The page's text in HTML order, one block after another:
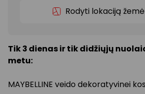
Rodyti lokaciją
Tik 3 dienas ir tik didžiųjų
metu:
MAYBELLINE veido dekoratyvinei